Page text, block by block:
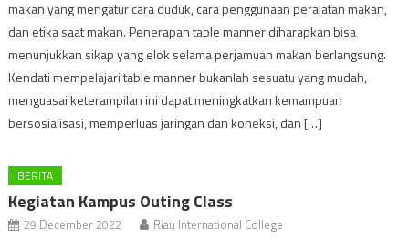
makan yang mengatur cara duduk, cara penggunaan peralatan makan,
dan etika saat makan. Penerapan table manner diharapkan bisa
menunjukkan sikap yang elok selama perjamuan makan berlangsung.
Kendati mempelajari table manner bukanlah sesuatu yang mudah,
menguasai keterampilan ini dapat meningkatkan kemampuan
bersosialisasi, memperluas jaringan dan koneksi, dan […]
BERITA
Kegiatan Kampus Outing Class
29 December 2022 Riau International College